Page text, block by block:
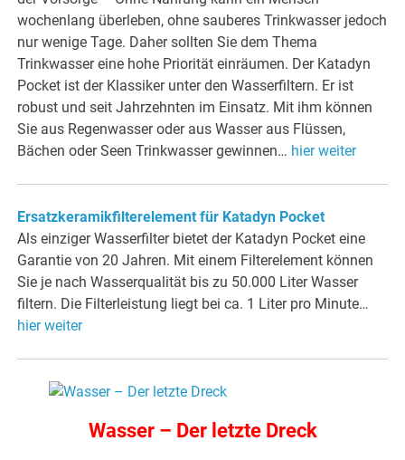
wochenlang überleben, ohne sauberes Trinkwasser jedoch
nur wenige Tage. Daher sollten Sie dem Thema
Trinkwasser eine hohe Priorität einräumen. Der Katadyn
Pocket ist der Klassiker unter den Wasserfiltern. Er ist
robust und seit Jahrzehnten im Einsatz. Mit ihm können
Sie aus Regenwasser oder aus Wasser aus Flüssen,
Bächen oder Seen Trinkwasser gewinnen… hier weiter
Ersatzkeramikfilterelement für Katadyn Pocket
Als einziger Wasserfilter bietet der Katadyn Pocket eine
Garantie von 20 Jahren. Mit einem Filterelement können
Sie je nach Wasserqualität bis zu 50.000 Liter Wasser
filtern. Die Filterleistung liegt bei ca. 1 Liter pro Minute…
hier weiter
Wasser – Der letzte Dreck